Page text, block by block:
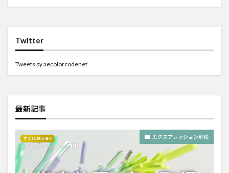
Twitter
Tweets by aecolorcodenet
最新記事
エクスプレッション解説